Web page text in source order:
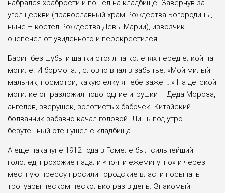
набрался храбрости и пошел на кладбище. Завернув за
угол церкви (православный храм Рождества Богородицы,
ныне – костел Рождества Девы Марии), извозчик
оцепенел от увиденного и перекрестился.
Барин без шубы и шапки стоял на коленях перед елкой на
могиле. И бормотал, словно впал в забытье: «Мой милый
мальчик, посмотри, какую елку я тебе зажег…» На детской
могилке он разложил новогодние игрушки – Деда Мороза,
ангелов, зверушек, золотистых бабочек. Китайский
болванчик забавно качал головой. Лишь под утро
безутешный отец ушел с кладбища…
А еще накануне 1912 года в Гомеле был сильнейший
гололед, прохожие падали «почти ежеминутно» и через
местную прессу просили городские власти посыпать
тротуары песком несколько раз в день. Знакомый